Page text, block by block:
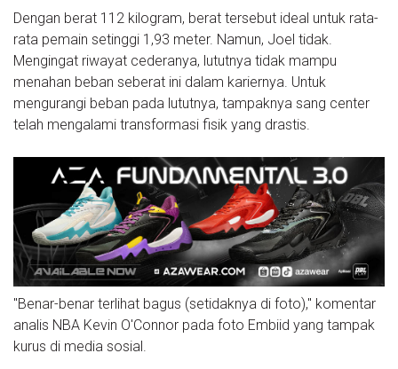
Dengan berat 112 kilogram, berat tersebut ideal untuk rata-
rata pemain setinggi 1,93 meter. Namun, Joel tidak.
Mengingat riwayat cederanya, lututnya tidak mampu
menahan beban seberat ini dalam kariernya. Untuk
mengurangi beban pada lututnya, tampaknya sang center
telah mengalami transformasi fisik yang drastis.
"Benar-benar terlihat bagus (setidaknya di foto)," komentar
analis NBA Kevin O'Connor pada foto Embiid yang tampak
kurus di media sosial.